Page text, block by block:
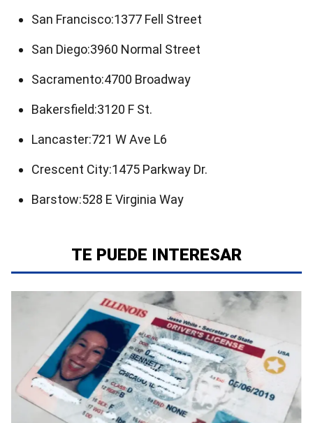
San Francisco:1377 Fell Street
San Diego:3960 Normal Street
Sacramento:4700 Broadway
Bakersfield:3120 F St.
Lancaster:721 W Ave L6
Crescent City:1475 Parkway Dr.
Barstow:528 E Virginia Way
TE PUEDE INTERESAR